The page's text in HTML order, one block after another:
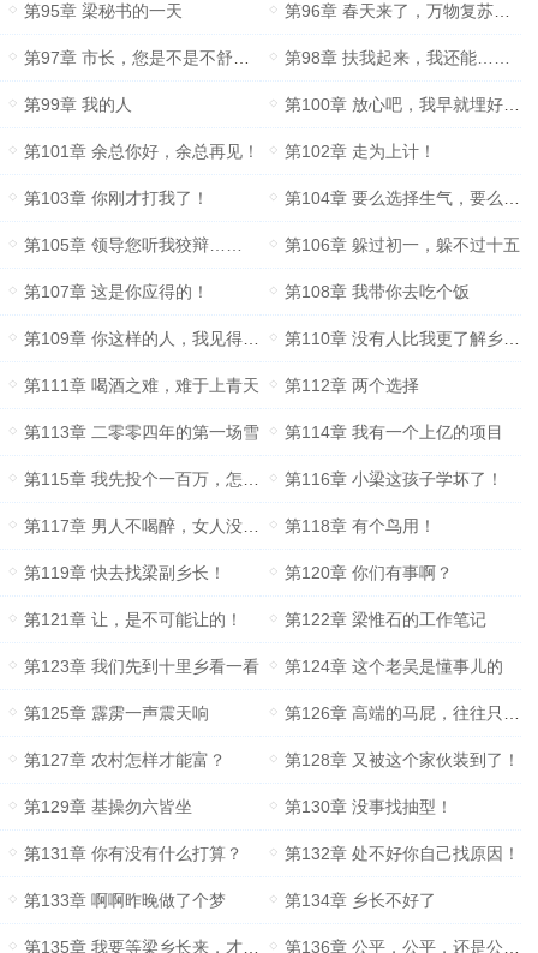
第95章 梁秘书的一天 第96章 春天来了，万物复苏……
第97章 市长，您是不是不舒服？ 第98章 扶我起来，我还能……
第99章 我的人 第100章 放心吧，我早就埋好了伏笔……
第101章 余总你好，余总再见！ 第102章 走为上计！
第103章 你刚才打我了！ 第104章 要么选择生气，要么选择窝囊
第105章 领导您听我狡辩…… 第106章 躲过初一，躲不过十五
第107章 这是你应得的！ 第108章 我带你去吃个饭
第109章 你这样的人，我见得多了！ 第110章 没有人比我更了解乡镇工作！
第111章 喝酒之难，难于上青天 第112章 两个选择
第113章 二零零四年的第一场雪 第114章 我有一个上亿的项目
第115章 我先投个一百万，怎么样？ 第116章 小梁这孩子学坏了！
第117章 男人不喝醉，女人没机会 第118章 有个鸟用！
第119章 快去找梁副乡长！ 第120章 你们有事啊？
第121章 让，是不可能让的！ 第122章 梁惟石的工作笔记
第123章 我们先到十里乡看一看 第124章 这个老吴是懂事儿的
第125章 霹雳一声震天响 第126章 高端的马屁，往往只需要……
第127章 农村怎样才能富？ 第128章 又被这个家伙装到了！
第129章 基操勿六皆坐 第130章 没事找抽型！
第131章 你有没有什么打算？ 第132章 处不好你自己找原因！
第133章 啊啊昨晚做了个梦 第134章 乡长不好了
第135章 我要等梁乡长来，才能跟你们走！ 第136章 公平，公平，还是公平！